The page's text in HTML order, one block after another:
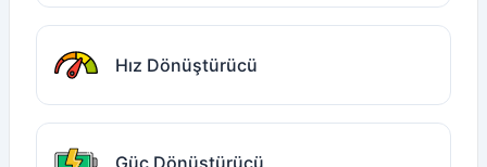
Hız Dönüştürücü
Güç Dönüştürücü